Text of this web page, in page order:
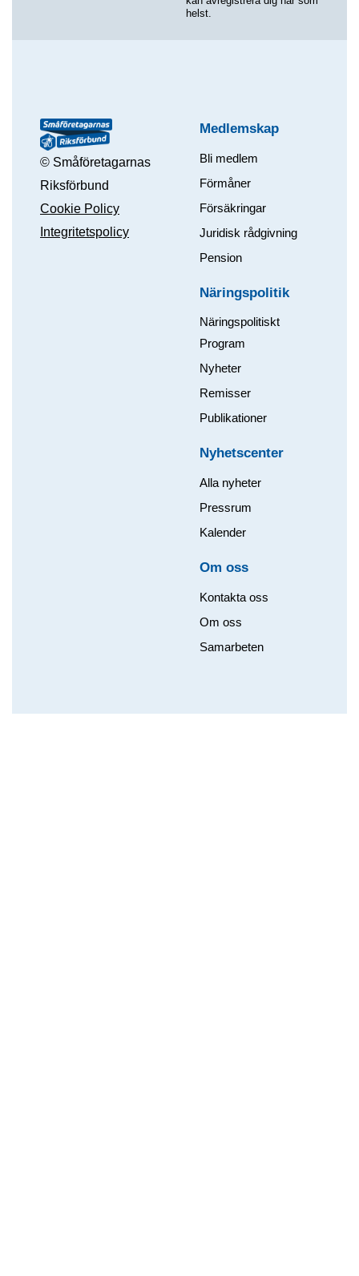
helst.
© Småföretagarnas
Riksförbund
Cookie Policy
Integritetspolicy
Medlemskap
Bli medlem
Förmåner
Försäkringar
Juridisk rådgivning
Pension
Näringspolitik
Näringspolitiskt
Program
Nyheter
Remisser
Publikationer
Nyhetscenter
Alla nyheter
Pressrum
Kalender
Om oss​
Kontakta oss
Om oss
Samarbeten